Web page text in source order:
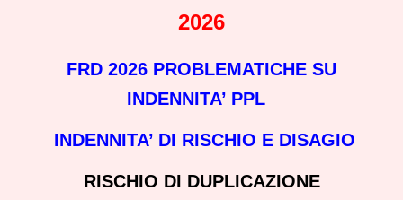
2026
FRD 2026 PROBLEMATICHE SU
INDENNITA’ PPL
INDENNITA’ DI RISCHIO E DISAGIO
RISCHIO DI DUPLICAZIONE